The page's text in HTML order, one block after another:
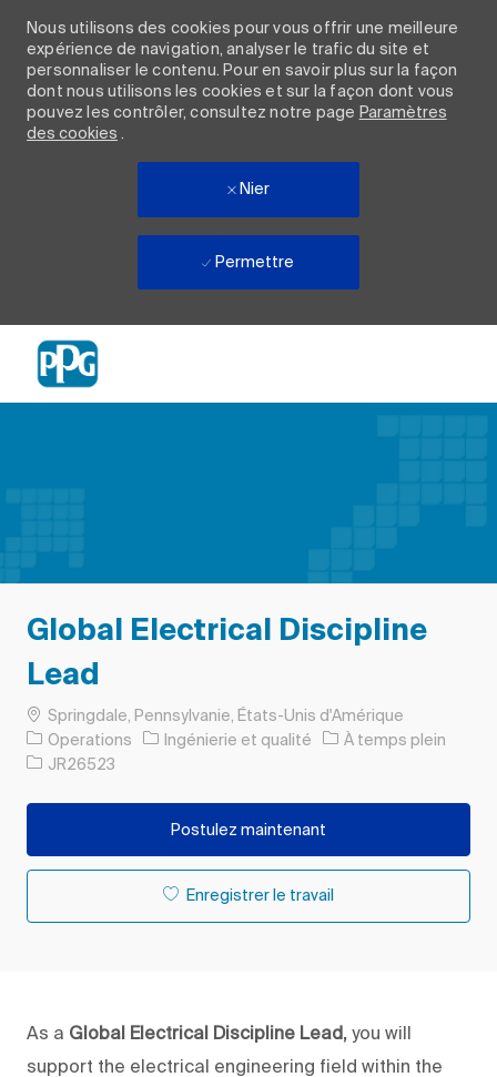
Nous utilisons des cookies pour vous offrir une meilleure
expérience de navigation, analyser le trafic du site et
personnaliser le contenu. Pour en savoir plus sur la façon
dont nous utilisons les cookies et sur la façon dont vous
pouvez les contrôler, consultez notre page Paramètres
des cookies .
Nier
Permettre
Global Electrical Discipline
Lead
Emplacement
Springdale, Pennsylvanie, États-Unis d'Amérique
Operations
Catégorie
Ingénierie et qualité Type d’emploi
À temps plein
ID de l’emploi
JR26523
Postulez maintenant
Enregistrer le travail
As a Global Electrical Discipline Lead, you will
support the electrical engineering field within the